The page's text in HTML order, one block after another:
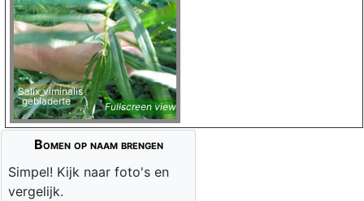
Salix_viminalis
gebladerte
Fullscreen view
Bomen op naam brengen
Simpel! Kijk naar foto's en
vergelijk.